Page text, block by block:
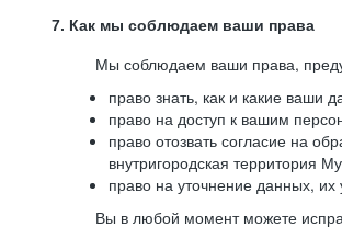
7. Как мы соблюдаем ваши права
Мы соблюдаем ваши права,
право знать, как и какие ваши
право на доступ к вашим
право отозвать согласие на
внутригородская территория
право на уточнение данных,
Вы в любой момент можете